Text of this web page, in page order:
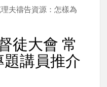
夫禱告資源：怎樣為
徒大會 常
題講員推介